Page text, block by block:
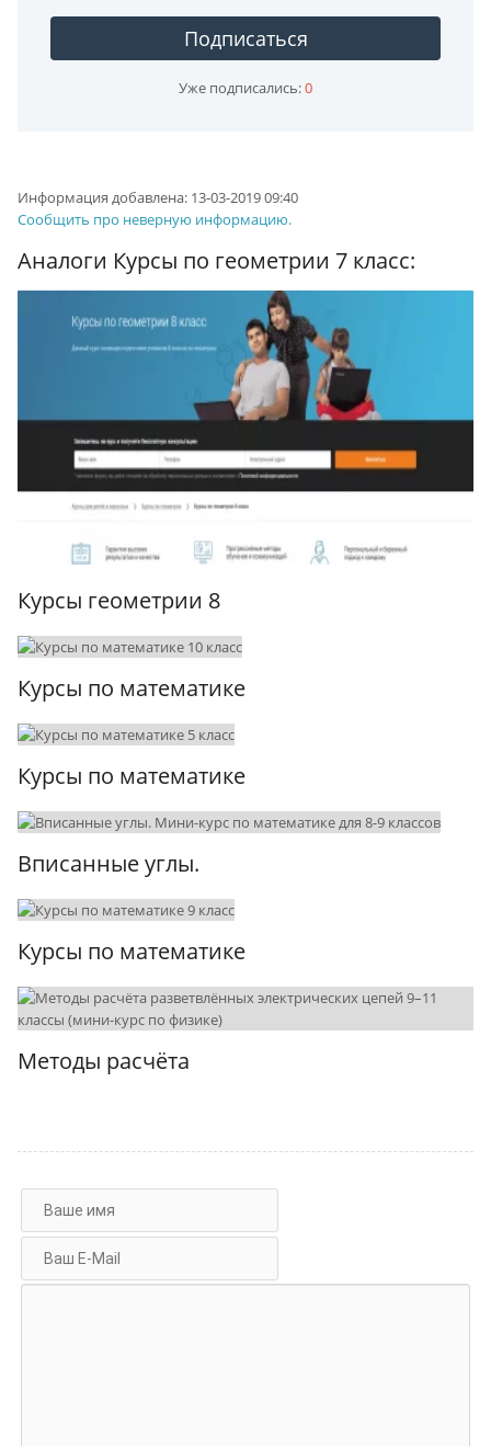
Подписаться
Уже подписались:0
Информация добавлена: 13-03-2019 09:40
Сообщить про неверную информацию.
Аналоги Курсы по геометрии 7 класс:
Курсы геометрии 8
Курсы по математике
Курсы по математике
Вписанные углы.
Курсы по математике
Методы расчёта